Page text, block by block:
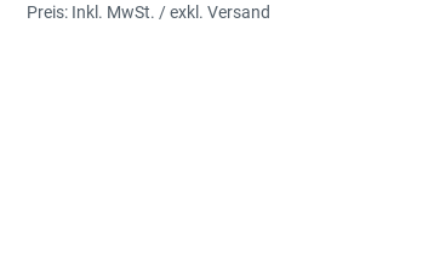
Preis: Inkl. MwSt. / exkl. Versand